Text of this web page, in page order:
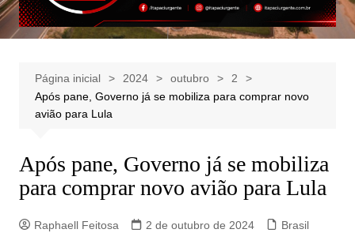
Página inicial 2024 outubro
2
Após pane, Governo já se mobiliza para comprar novo
avião para Lula
Após pane, Governo já se mobiliza
para comprar novo avião para Lula
Raphaell Feitosa 2 de outubro de 2024 Brasil